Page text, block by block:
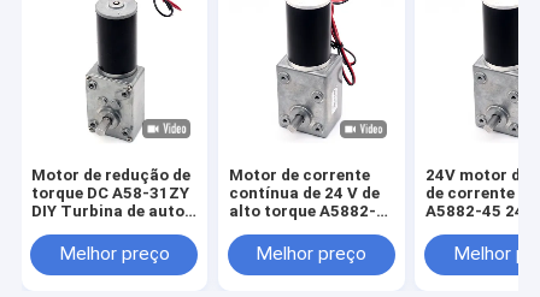
Motor de redução de
torque DC A58-31ZY
DIY Turbina de auto-
torque caixa de
engrenagens de ver
Melhor preço
Motor de corrente
contínua de 24 V de
alto torque A5882-
contínua de alta
torque Motor de
Melhor preço
24V motor de
de corrente
A5882-45 24V
24V motor de
corrente
Melhor